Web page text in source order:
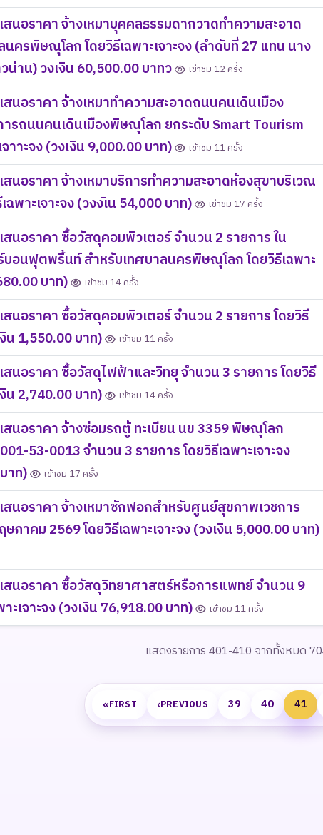
นอราคา จ้างเหมาบุคคลธรรมดากวาดทำความสะอาด
ครพิษณุโลก โดยวิธีเฉพาะเจาะจง (ลำดับที่ 27 แทน นาง
าน) วงเงิน 60,500.00 บาทว
เข้าชม 12 ครั้ง
นอราคา จ้างเหมาทำความสะอาดถนนคนเดินเมือง
รถนนคนเดินเมืองพิษณุโลก ยกระดับ Smart Tourism
าาะจง (วงเงิน 9,000.00 บาท)
เข้าชม 11 ครั้ง
นอราคา จ้างเหมาบริการทำความสะอาดห้องสุขาบริเวณ
พาะเจาะจง (วงงเิน 54,000 บาท)
เข้าชม 17 ครั้ง
นอราคา ซื้อวัสดุคอมพิวเตอร์ จำนวน 2 รายการ ใน
บอนฟุตพริ้นท์ สำหรับเทศบาลนครพิษณุโลก โดยวิธีเฉพาะ
บาท)
เข้าชม 14 ครั้ง
นอราคา ซื้อวัสดุคอมพิวเตอร์ จำนวน 2 รายการ โดยวิธี
งิน 1,550.00 บาท)
เข้าชม 11 ครั้ง
นอราคา ซื้อวัสดุไฟฟ้าและวิทยุ จำนวน 3 รายการ โดยวิธี
งิน 2,740.00 บาท)
เข้าชม 14 ครั้ง
สนอราคา จ้างซ่อมรถตู้ ทะเบียน นข 3359 พิษณุโลก
53-0013 จำนวน 3 รายการ โดยวิธีเฉพาะเจาะจง
าท)
เข้าชม 17 ครั้ง
สนอราคา จ้างเหมาซักฟอกสำหรับศูนย์สุขภาพเวชการ
ภาคม 2569 โดยวิธีเฉพาะเจาะจง (วงเงิน 5,000.00 บาท)
สนอราคา ซื้อวัสดุวิทยาศาสตร์หรือการแพทย์ จำนวน 9
ะเจาะจง (วงเงิน 76,918.00 บาท)
เข้าชม 11 ครั้ง
แสดงรายการ 401-410 จากทั้งหมด
«FIRST ‹PREVIOUS 39 40 41